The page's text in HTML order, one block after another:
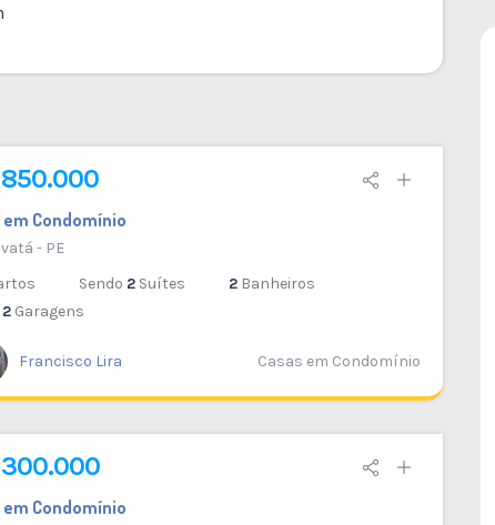
em Condomínio
- PE
Sendo 2 Suítes 2 Banheiros
2 Garagens
Francisco Lira Casas em Condomínio
em Condomínio
DESTAQUE